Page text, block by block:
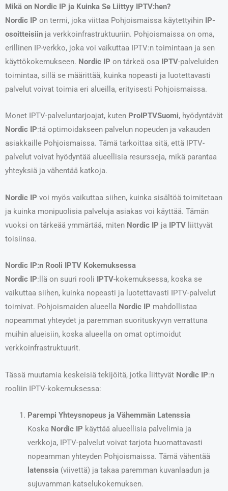
Mikä on Nordic IP ja Kuinka Se Liittyy IPTV:hen?
Nordic IP on termi, joka viittaa Pohjoismaissa käytettyihin IP-
osoitteisiin ja verkkoinfrastruktuuriin. Pohjoismaissa on oma,
erillinen IP-verkko, joka voi vaikuttaa IPTV:n toimintaan ja sen
käyttökokemukseen. Nordic IP on tärkeä osa IPTV-palveluiden
toimintaa, sillä se määrittää, kuinka nopeasti ja luotettavasti
palvelut voivat toimia eri alueilla, erityisesti Pohjoismaissa.
Monet IPTV-palveluntarjoajat, kuten ProIPTVSuomi, hyödyntävät
Nordic IP:tä optimoidakseen palvelun nopeuden ja vakauden
asiakkaille Pohjoismaissa. Tämä tarkoittaa sitä, että IPTV-
palvelut voivat hyödyntää alueellisia resursseja, mikä parantaa
yhteyksiä ja vähentää katkoja.
Nordic IP voi myös vaikuttaa siihen, kuinka sisältöä toimitetaan
ja kuinka monipuolisia palveluja asiakas voi käyttää. Tämän
vuoksi on tärkeää ymmärtää, miten Nordic IP ja IPTV liittyvät
toisiinsa.
Nordic IP:n Rooli IPTV Kokemuksessa
Nordic IP:llä on suuri rooli IPTV-kokemuksessa, koska se
vaikuttaa siihen, kuinka nopeasti ja luotettavasti IPTV-palvelut
toimivat. Pohjoismaiden alueella Nordic IP mahdollistaa
nopeammat yhteydet ja paremman suorituskyvyn verrattuna
muihin alueisiin, koska alueella on omat optimoidut
verkkoinfrastruktuurit.
Tässä muutamia keskeisiä tekijöitä, jotka liittyvät Nordic IP:n
rooliin IPTV-kokemuksessa:
Parempi Yhteysnopeus ja Vähemmän Latenssia
Koska Nordic IP käyttää alueellisia palvelimia ja
verkkoja, IPTV-palvelut voivat tarjota huomattavasti
nopeamman yhteyden Pohjoismaissa. Tämä vähentää
latenssia(viivettä) ja takaa paremman kuvanlaadun ja
sujuvamman katselukokemuksen.